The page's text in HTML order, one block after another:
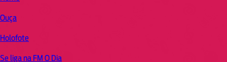
Ouça
Holofote
Se liga na FM O Dia